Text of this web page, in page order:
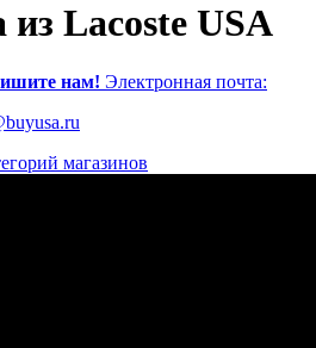
из Lacoste USA
нам! Электронная почта:
магазинов